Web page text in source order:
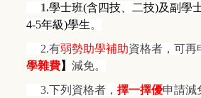
1.學士班(含四技、二技)及副學
4-5年級)學生。
2.有弱勢助學補助資格者，可再
學雜費】 減免。
3.下列資格者， 擇一擇優申請減